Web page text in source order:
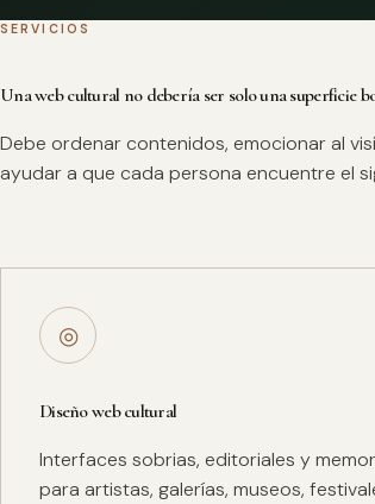
SERVICIOS
Una web cultural no debería ser solo una superficie
Debe ordenar contenidos, emocionar al
ayudar a que cada persona encuentre el
◎
Diseño web cultural
Interfaces sobrias, editoriales y
para artistas, galerías, museos,